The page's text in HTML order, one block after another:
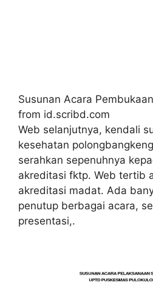
Susunan Acara
from id.scribd.com
Web selanjutnya, kendali
kesehatan
serahkan sepenuhnya
akreditasi fktp. Web tertib
akreditasi madat. Ada
penutup berbagai acara,
presentasi,.